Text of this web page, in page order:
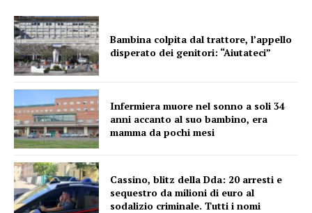
Bambina colpita dal trattore, l’appello
disperato dei genitori: “Aiutateci”
Infermiera muore nel sonno a soli 34
anni accanto al suo bambino, era
mamma da pochi mesi
Cassino, blitz della Dda: 20 arresti e
sequestro da milioni di euro al
sodalizio criminale. Tutti i nomi